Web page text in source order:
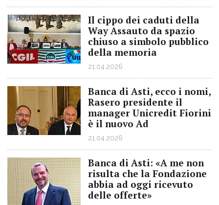
Il cippo dei caduti della
Way Assauto da spazio
chiuso a simbolo pubblico
della memoria
21.04.2026
Banca di Asti, ecco i nomi,
Rasero presidente il
manager Unicredit Fiorini
è il nuovo Ad
21.04.2026
Banca di Asti: «A me non
risulta che la Fondazione
abbia ad oggi ricevuto
delle offerte»